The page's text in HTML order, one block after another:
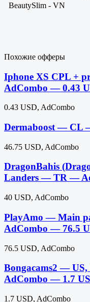
BeautySlim - VN
Похожие офферы
Iphone XS CPL +
AdCombo — 0.43
0.43 USD, AdCombo
Dermaboost — CL
46.75 USD, AdCombo
DragonBahis
Landers — TR —
40 USD, AdCombo
PlayAmo — Main
AdCombo — 76.5
76.5 USD, AdCombo
Bongacams2 —
AdCombo — 1.7
1.7 USD, AdCombo